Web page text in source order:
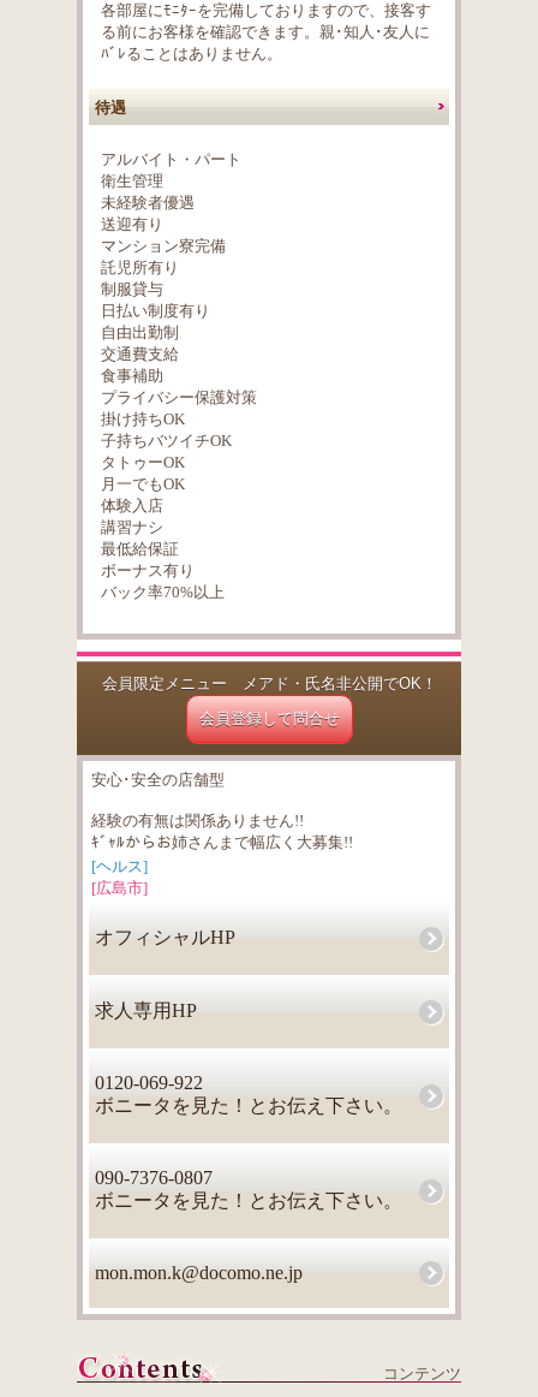
各部屋にﾓﾆﾀｰを完備しておりますので、接客す
る前にお客様を確認できます。親･知人･友人に
ﾊﾞﾚることはありません。
待遇
アルバイト・パート
衛生管理
未経験者優遇
送迎有り
マンション寮完備
託児所有り
制服貸与
日払い制度有り
自由出勤制
交通費支給
食事補助
プライバシー保護対策
掛け持ちOK
子持ちバツイチOK
タトゥーOK
月一でもOK
体験入店
講習ナシ
最低給保証
ボーナス有り
バック率70%以上
会員限定メニュー メアド・氏名非公開でOK！
会員登録して問合せ
安心･安全の店舗型
経験の有無は関係ありません!!
ｷﾞｬﾙからお姉さんまで幅広く大募集!!
[ヘルス]
[広島市]
オフィシャルHP
求人専用HP
0120-069-922
ボニータを見た！とお伝え下さい。
090-7376-0807
ボニータを見た！とお伝え下さい。
mon.mon.k@docomo.ne.jp
コンテンツ